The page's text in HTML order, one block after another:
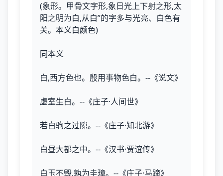
(象形。甲骨文字形,象日光上下射之形,太
阳之明为白,从白”的字多与光亮、白色有
关。本义白颜色)
同本义
白,西方色也。殷用事物色白。--《说文》
虚室生白。--《庄子·人间世》
若白驹之过隙。--《庄子·知北游》
白昼大都之中。--《汉书·贾谊传》
白玉不毁,孰为圭璋。--《庄子·马蹄》